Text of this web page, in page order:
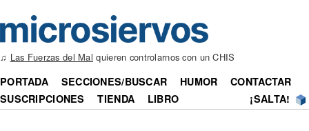
♫ Las Fuerzas del Mal quieren controlarnos con un CHIS
PORTADA SECCIONES/BUSCAR HUMOR
CONTACTAR
SUSCRIPCIONES
TIENDA LIBRO ¡SALTA!